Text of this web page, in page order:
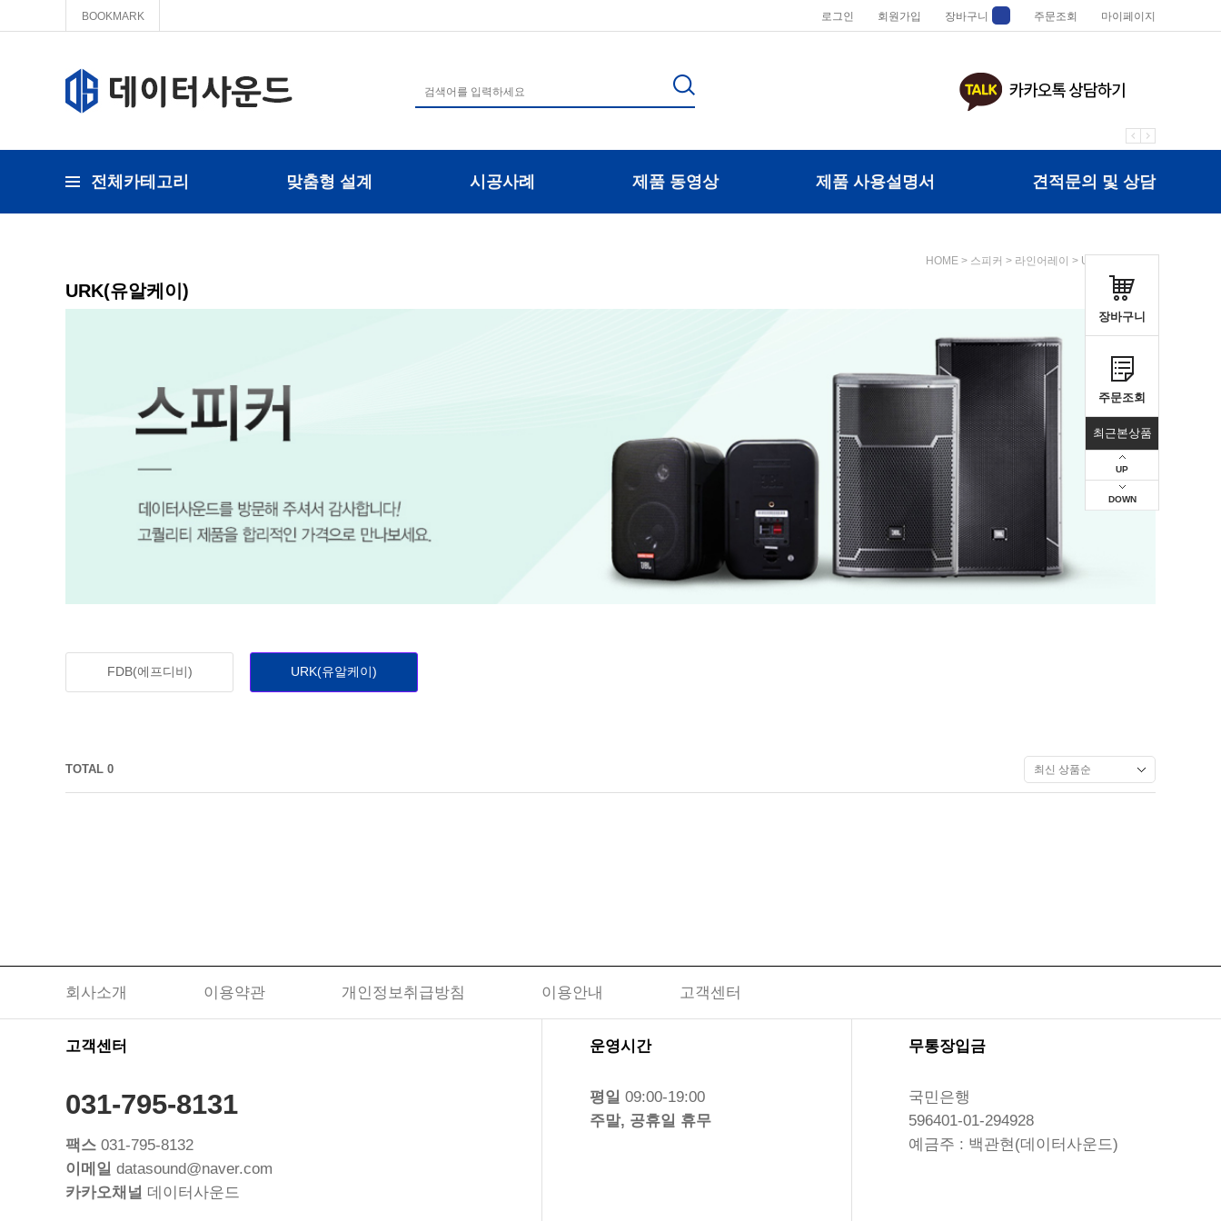
BOOKMARK 로그인 회원가입 장바구니 주문조회 마이페이지
전체카테고리 맞춤형 설계 시공사례 제품 동영상 제품 사용설명서 견적문의 및 상담
장바구니
주문조회
최근본상품
UP
DOWN
HOME > 스피커 > 라인어레이 > URK(유알케이)
URK(유알케이)
FDB(에프디비) URK(유알케이)
TOTAL 0
회사소개 이용약관 개인정보취급방침 이용안내 고객센터
고객센터
031-795-8131
팩스 031-795-8132
이메일 datasound@naver.com
카카오채널 데이터사운드
운영시간
평일 09:00-19:00
주말, 공휴일 휴무
무통장입금
국민은행
596401-01-294928
예금주 : 백관현(데이터사운드)